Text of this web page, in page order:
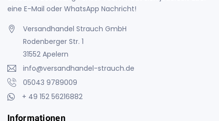
eine E-Mail oder WhatsApp Nachricht!
Versandhandel Strauch GmbH
Rodenberger Str. 1
31552 Apelern
info@versandhandel-strauch.de
05043 9789009
+ 49 152 56216882
Informationen